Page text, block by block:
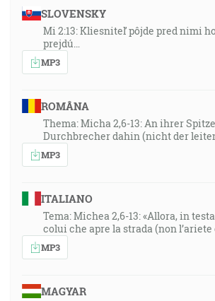
SLOVENSKY
Mi 2:13: Kliesniteľ pôjde pred nimi
prejdú…
MP3
ROMÂNA
Thema: Micha 2,6-13: An ihrer
Durchbrecher dahin (nicht der
MP3
ITALIANO
Tema: Michea 2,6-13: «Allora, in
colui che apre la strada (non l’ariete
MP3
MAGYAR